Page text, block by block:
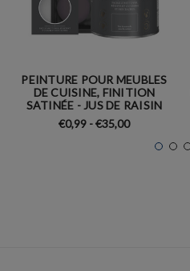
PEINTURE POUR MEUBLES
DE CUISINE, FINITION
SATINÉE - JUS DE RAISIN
€0,99 - €35,00